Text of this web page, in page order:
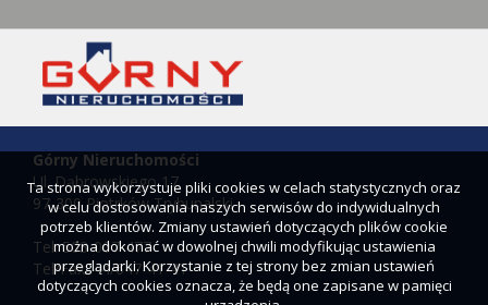
Górny Nieruchomości
Ul. Dąbrowskiego 17
97-300 Piotrków Trybunalski
Tel. 503-007-477
Tel/Fax: 44/647-41-41
Ta strona wykorzystuje pliki cookies w celach statystycznych oraz
w celu dostosowania naszych serwisów do indywidualnych
potrzeb klientów. Zmiany ustawień dotyczących plików cookie
można dokonać w dowolnej chwili modyfikując ustawienia
przeglądarki. Korzystanie z tej strony bez zmian ustawień
dotyczących cookies oznacza, że będą one zapisane w pamięci